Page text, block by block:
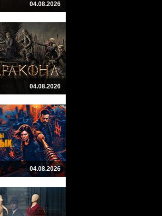
04.08.2026
04.08.2026
04.08.2026